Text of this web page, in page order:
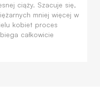
ciąży. Szacuje się,
mniej więcej w
kobiet proces
całkowicie